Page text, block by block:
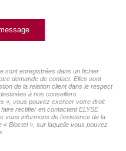
sont enregistrées dans un fichier
demande de contact. Elles sont
de la relation client dans le respect
à nos conseillers
», vous pouvez exercer votre droit
rectifier en contactant ELYSE
vous informons de l'existence de la
« Bloctel », sur laquelle vous pouvez